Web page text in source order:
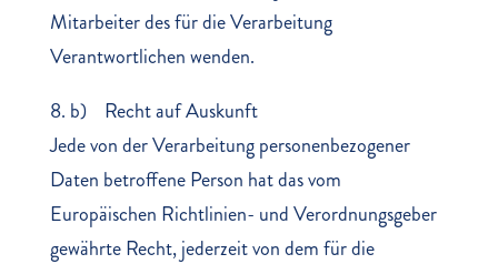
Mitarbeiter des für die Verarbeitung
Verantwortlichen wenden.
8. b) Recht auf Auskunft
Jede von der Verarbeitung personenbezogener
Daten betroffene Person hat das vom
Europäischen Richtlinien- und Verordnungsgeber
gewährte Recht, jederzeit von dem für die